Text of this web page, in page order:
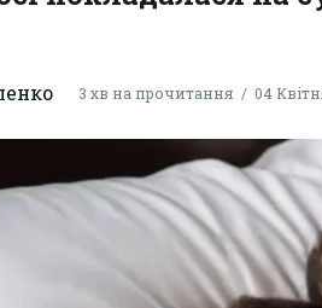
3 хв на прочитання 04